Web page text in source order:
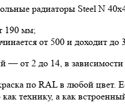
радиаторы Steel N
190 мм;
от 500 и доходит до
— от 2 до 14, в
по RAL в любой цвет.
как технику, а как